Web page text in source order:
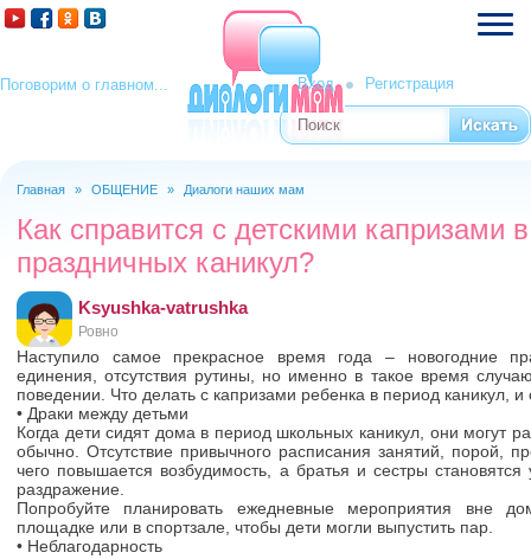
Поговорим о главном... Вход Регистрация
Форма поиска
Поиск
Главная » ОБЩЕНИЕ » Диалоги наших мам
Как справится с детскими капризами
праздничных каникул?
Ksyushka-vatrushka
Ровно
Наступило самое прекрасное время года – новогодние
единения, отсутствия рутины, но именно в такое время
поведении. Что делать с капризами ребенка в период каникул,
• Драки между детьми
Когда дети сидят дома в период школьных каникул, они могут
обычно. Отсутствие привычного расписания занятий, порой,
чего повышается возбудимость, а братья и сестры
раздражение.
Попробуйте планировать ежедневные мероприятия вне
площадке или в спортзале, чтобы дети могли выпустить пар.
• Неблагодарность